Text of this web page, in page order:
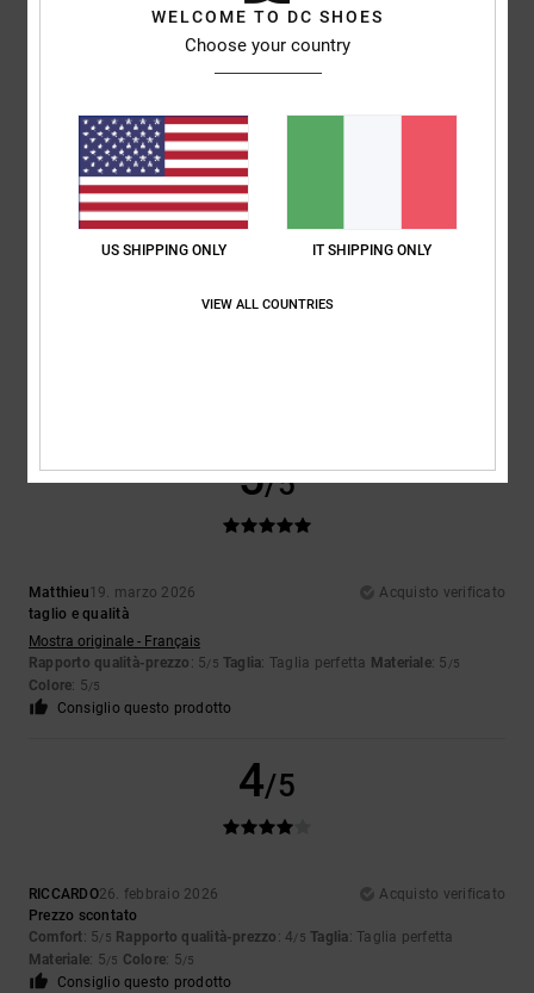
Mostra originale - Français
Taglia : Taglia perfetta
5
5/5
Matthieu19. marzo 2026
Acquisto verificato
taglio e qualità
Mostra originale - Français
Rapporto qualità-prezzo : 5/5 Taglia: Taglia perfetta Materiale: 5 /5
Colore: 5/5
Consiglio questo prodotto
4/5
RICCARDO26. febbraio 2026
Acquisto verificato
Prezzo scontato
Comfort: 5/5 Rapporto qualità-prezzo : 4/5 Taglia: Taglia perfetta
Materiale: 5/5 Colore: 5/5
Consiglio questo prodotto
WELCOME TO DC SHOES
Choose your country
US SHIPPING ONLY IT SHIPPING ONLY
VIEW ALL COUNTRIES